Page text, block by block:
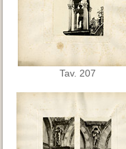
Tav. 207